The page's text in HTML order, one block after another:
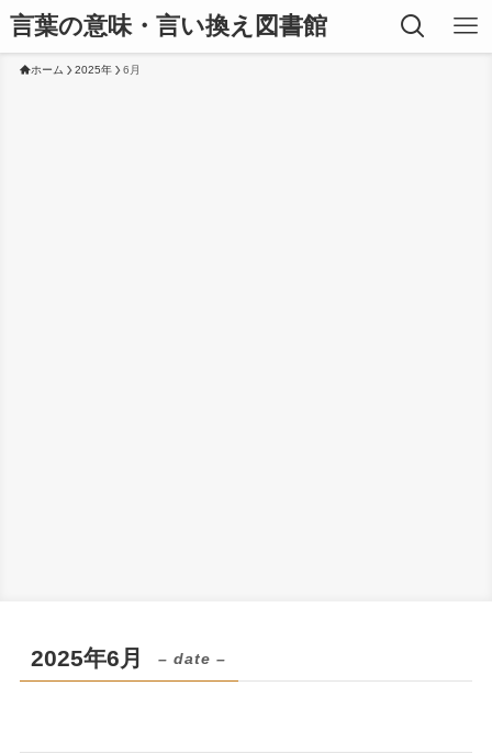
言葉の意味・言い換え図書館
ホーム 2025年 6月
2025年6月 – date –